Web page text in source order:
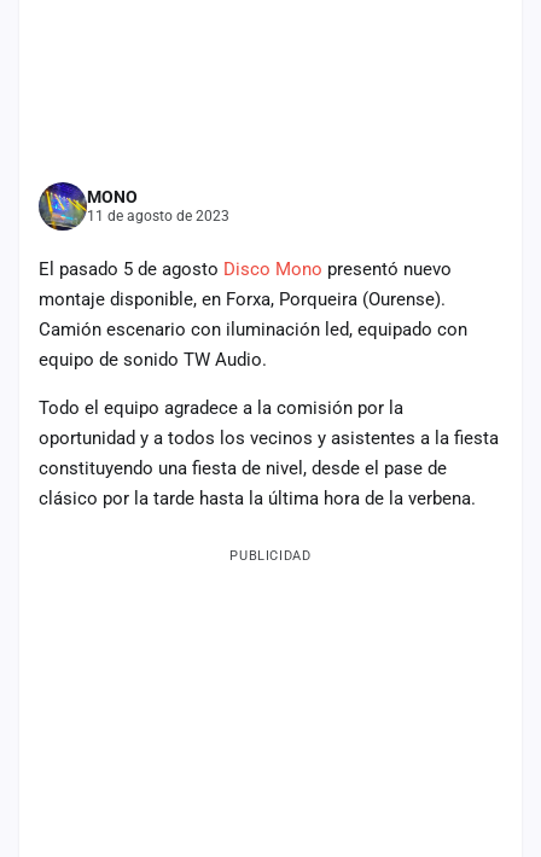
MONO
11 de agosto de 2023
El pasado 5 de agosto Disco Mono presentó nuevo
montaje disponible, en Forxa, Porqueira (Ourense).
Camión escenario con iluminación led, equipado con
equipo de sonido TW Audio.
Todo el equipo agradece a la comisión por la
oportunidad y a todos los vecinos y asistentes a la fiesta
constituyendo una fiesta de nivel, desde el pase de
clásico por la tarde hasta la última hora de la verbena.
PUBLICIDAD